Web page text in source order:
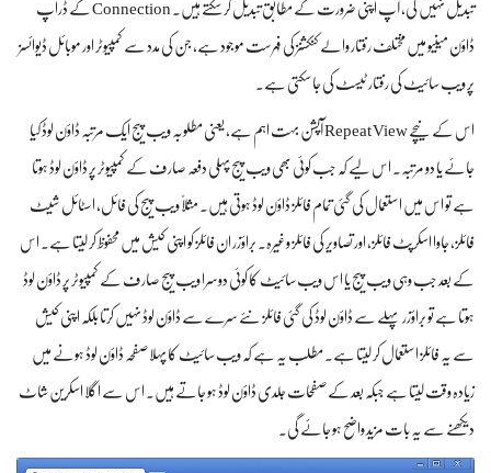
تبدیل نہیں کی، آپ اپنی ضرورت کے مطابق تبدیل کر سکتے ہیں۔ Connection کے ڈراپ
ڈاؤن مینیو میں مختلف رفتار والے کنکشنز کی فہرست موجود ہے، جن کی مدد سے کمپیوٹر اور موبائل ڈیوائسز
پر ویب سائیٹ کی رفتار ٹیسٹ کی جا سکتی ہے۔
اس کے نیچے Repeat View آپشن بہت اہم ہے، یعنی مطلوبہ ویب پیج ایک مرتبہ ڈاؤن لوڈ کیا
جائے یا دو مرتبہ۔ اس لیے کہ جب کوئی بھی ویب پیج پہلی دفعہ صارف کے کمپیوٹر پر ڈاؤن لوڈ ہوتا
ہے تو اس میں استعمال کی گئی تمام فائلز ڈاؤن لوڈ ہوتی ہیں۔ مثلاً‌ ویب پیج کی فائل، اسٹائل شیٹ
فائلز، جاوا اسکرپٹ فائلز، اور تصاویر کی فائلز وغیرہ۔ براؤزر ان فائلز کو اپنی کیش میں محفوظ کر لیتا ہے۔ اس
کے بعد جب وہی ویب پیج یا اس ویب سائیٹ کا کوئی دوسرا ویب پیج صارف کے کمپیوٹر پر ڈاؤن لوڈ
ہوتا ہے تو براؤزر پہلے سے ڈاؤن لوڈ کی گئی فائلز نئے سرے سے ڈاؤن لوڈ نہیں کرتا بلکہ اپنی کیش
سے یہ فائلز استعمال کر لیتا ہے۔ مطلب یہ ہے کہ ویب سائیٹ کا پہلا صفحہ ڈاؤن لوڈ ہونے میں
زیادہ وقت لیتا ہے جبکہ بعد کے صفحات جلدی ڈاؤن لوڈ ہو جاتے ہیں۔ اس سے اگلا اسکرین شاٹ
دیکھنے سے یہ بات مزید واضح ہو جائے گی۔